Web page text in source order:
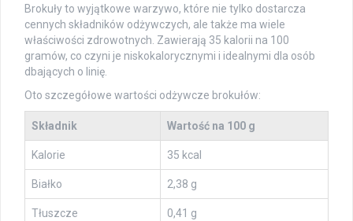
Brokuły to wyjątkowe warzywo, które nie tylko dostarcza
cennych składników odżywczych, ale także ma wiele
właściwości zdrowotnych. Zawierają 35 kalorii na 100
gramów, co czyni je niskokalorycznymi i idealnymi dla osób
dbających o linię.
Oto szczegółowe wartości odżywcze brokułów:
Składnik Wartość na 100 g
Kalorie 35 kcal
Białko 2,38 g
Tłuszcze 0,41 g